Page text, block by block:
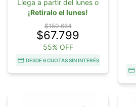
Llega a partir del lunes o
¡Retiralo el lunes!
$150.664
$67.799
55% OFF
DESDE 6 CUOTAS SIN INTERÉS